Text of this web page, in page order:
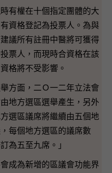
權在十個指定團體的大
資格登記為投票人。為與
議所有註冊中醫將可獲得
票人，而現時合資格在該
格將不受影響。
面，二Ｏ一二年立法會
地方選區選舉產生，另外
選區議席將繼續由五個地
每個地方選區的議席數
為五至九席。」
為新增的區議會功能界